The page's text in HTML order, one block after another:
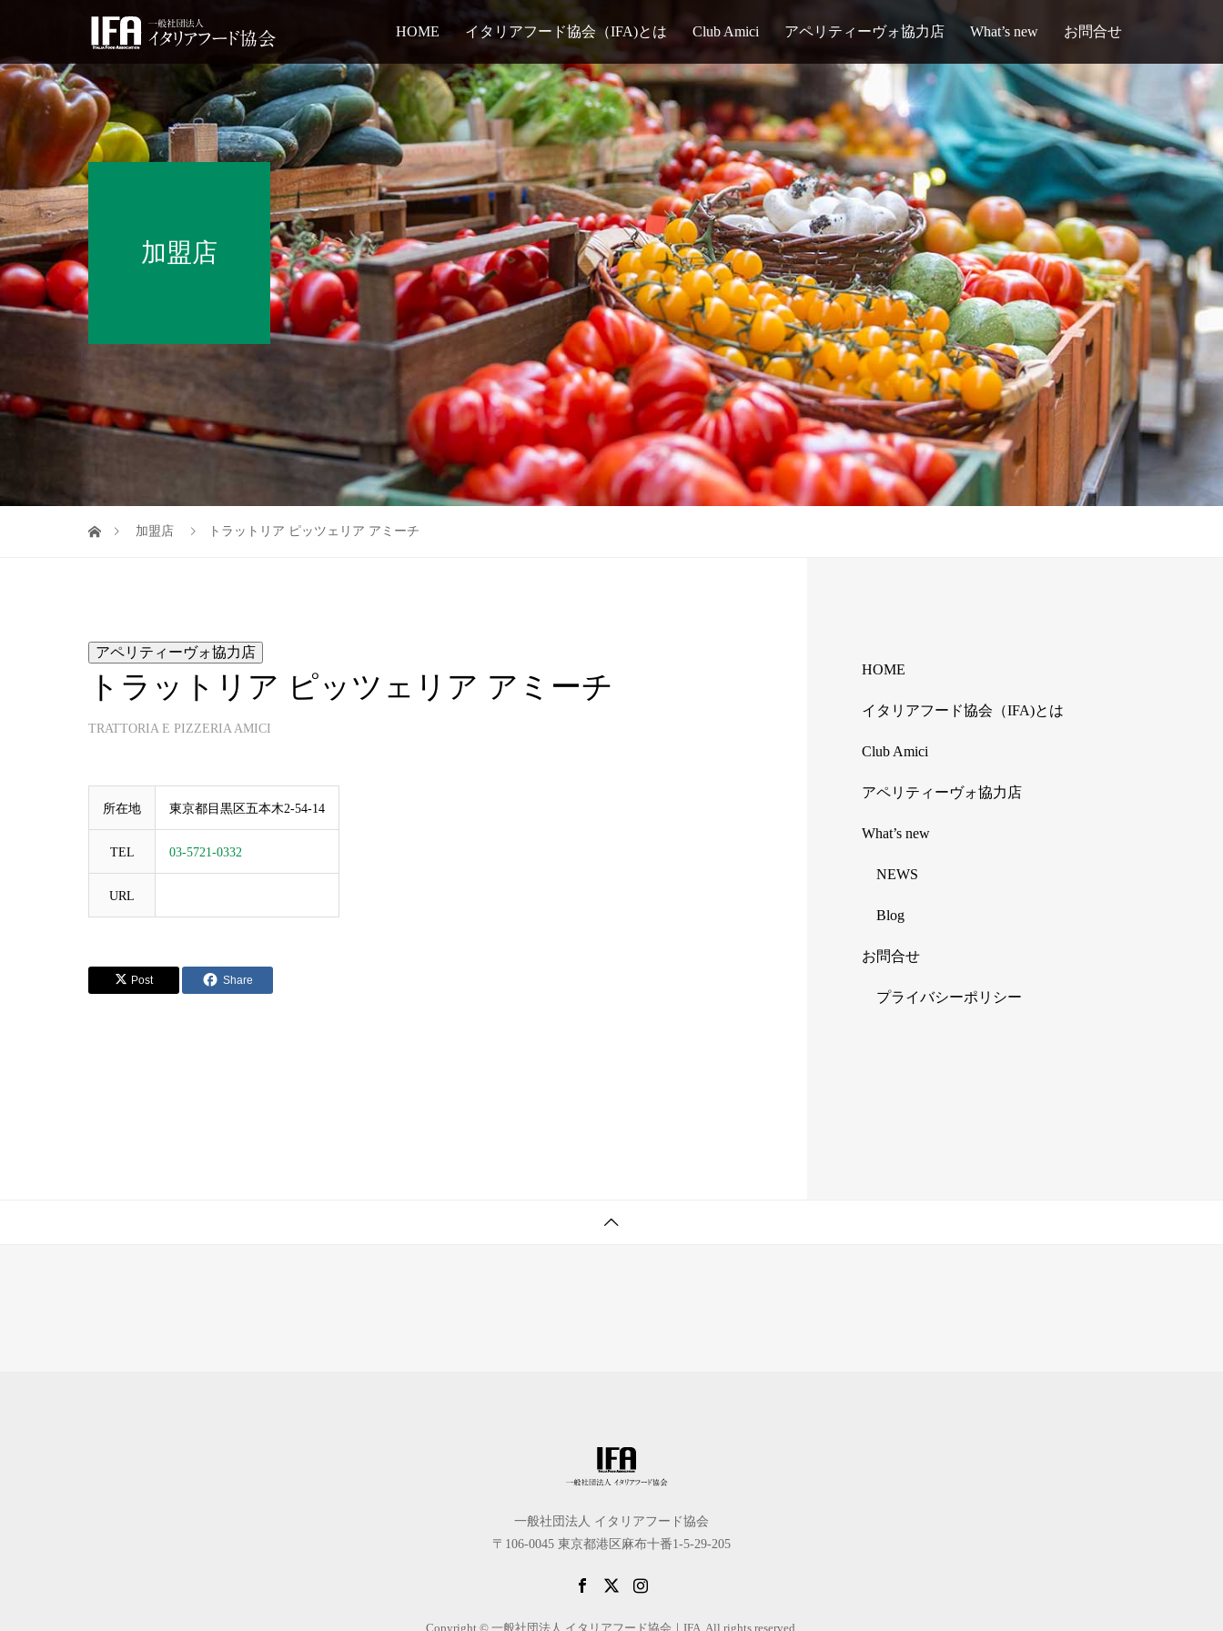
HOME イタリアフード協会（IFA)とは Club Amici アペリティーヴォ協力店 What’s new お問合せ
加盟店
加盟店 トラットリア ピッツェリア アミーチ
アペリティーヴォ協力店
トラットリア ピッツェリア アミーチ
TRATTORIA E PIZZERIA AMICI
所在地 東京都目黒区五本木2-54-14
TEL 03-5721-0332
URL
Post Share
HOME
イタリアフード協会（IFA)とは
Club Amici
アペリティーヴォ協力店
What’s new
NEWS
Blog
お問合せ
プライバシーポリシー
一般社団法人 イタリアフード協会
〒106-0045 東京都港区麻布十番1-5-29-205
Copyright © 一般社団法人 イタリアフード協会｜IFA. All rights reserved.